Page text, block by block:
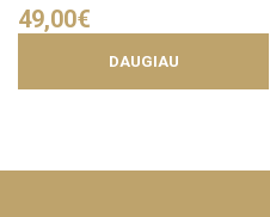
49,00€
DAUGIAU